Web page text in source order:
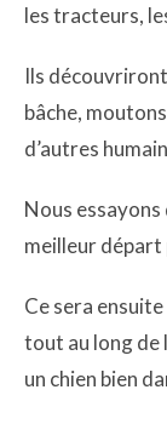
les tracteurs,
Ils
bâche,
d’autres
Nous essayons
meilleur départ
Ce sera
tout au long de
un chien bien